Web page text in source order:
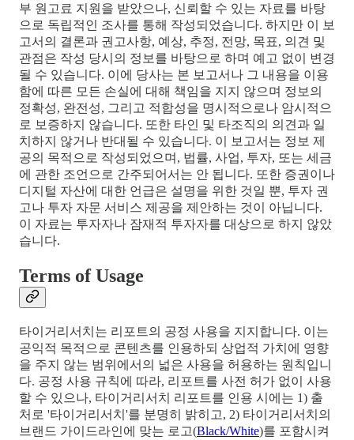
부 원고료 지원을 받았으나, 신뢰할 수 있는 자료를 바탕
으로 독립적인 조사를 통해 작성되었습니다. 하지만 이 보
고서의 결론과 권고사항, 예상, 추정, 전망, 목표, 의견 및
관점은 작성 당시의 정보를 바탕으로 하며 예고 없이 변경
될 수 있습니다. 이에 당사는 본 보고서나 그 내용을 이용
함에 따른 모든 손실에 대해 책임을 지지 않으며 정보의
정확성, 완전성, 그리고 적합성을 명시적으로나 암시적으
로 보증하지 않습니다. 또한 타인 및 타조직의 의견과 일
치하지 않거나 반대될 수 있습니다. 이 보고서는 정보 제
공의 목적으로 작성되었으며, 법률, 사업, 투자, 또는 세금
에 관한 조언으로 간주되어서는 안 됩니다. 또한 증권이나
디지털 자산에 대한 언급은 설명을 위한 것일 뿐, 투자 권
고나 투자 자문 서비스 제공을 제안하는 것이 아닙니다.
이 자료는 투자자나 잠재적 투자자를 대상으로 하지 않았
습니다.
Terms of Usage
타이거리서치는 리포트의 공정 사용을 지지합니다. 이는
공익적 목적으로 콘텐츠를 인용하되 상업적 가치에 영향
을 주지 않는 범위에서의 넓은 사용을 허용하는 원칙입니
다. 공정 사용 규칙에 따라, 리포트를 사전 허가 없이 사용
할 수 있으나, 타이거리서치 리포트를 인용 시에는 1) 출
처로 '타이거리서치'를 분명히 밝히고, 2) 타이거리서치의
브랜드 가이드라인에 맞는 로고(Black/White)를 포함시켜